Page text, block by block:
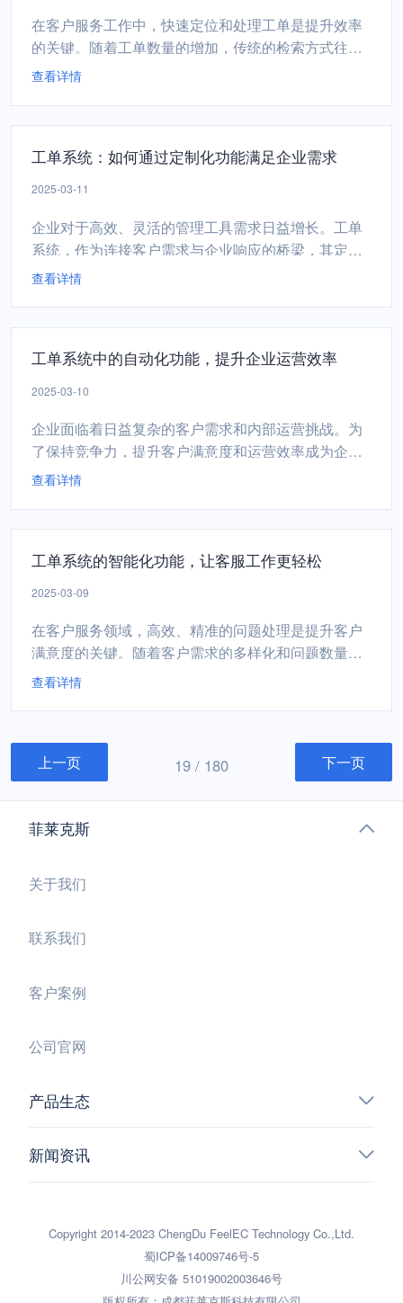
在客户服务工作中，快速定位和处理工单是提升效率
的关键。随着工单数量的增加，传统的检索方式往往
效率低下，难以满足现代企业的需求。客服工单软件
工单的关键词或短语。通过为工单添加标签，企业可
以实现以下目标：快...
查看详情
工单系统：如何通过定制化功能满足企业需求
2025-03-11
企业对于高效、灵活的管理工具需求日益增长。工单
系统，作为连接客户需求与企业响应的桥梁，其定制
化功能正成为满足企业多样化需求的关键。工单系统
问题记录到任务分配、处理反馈，每个环节都可能存
在差异。通过工单系...
查看详情
工单系统中的自动化功能，提升企业运营效率
2025-03-10
企业面临着日益复杂的客户需求和内部运营挑战。为
了保持竞争力，提升客户满意度和运营效率成为企业
的重要目标。工单系统作为企业服务管理和任务分配
设的工作流程和规则，系统能够自动接收、分类、分
配和跟踪工单，减少...
查看详情
工单系统的智能化功能，让客服工作更轻松
2025-03-09
在客户服务领域，高效、精准的问题处理是提升客户
满意度的关键。随着客户需求的多样化和问题数量的
增加，传统的客服方式往往让团队不堪重负。工单系
能自动化工单分配传统的工单分配依赖人工操作，效
率低下且容易出错。智能化工单系统可以根据预设规
则（如客户类型、问...
查看详情
上一页 19 / 180 下一页
菲莱克斯
关于我们
联系我们
客户案例
公司官网
产品生态
新闻资讯
Copyright 2014-2023 ChengDu FeelEC Technology Co.,Ltd.
蜀ICP备14009746号-5
川公网安备 51019002003646号